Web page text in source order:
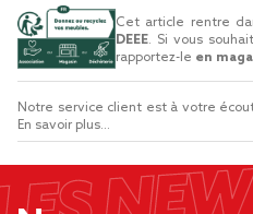
Cet article rentre
DEEE. Si vous
rapportez-le en
Notre service client est à votre
En savoir plus...